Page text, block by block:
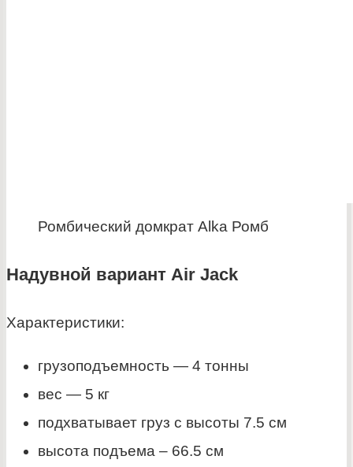
Ромбический домкрат Alka Ромб
Надувной вариант Air Jack
Характеристики:
грузоподъемность — 4 тонны
вес — 5 кг
подхватывает груз с высоты 7.5 см
высота подъема – 66.5 см